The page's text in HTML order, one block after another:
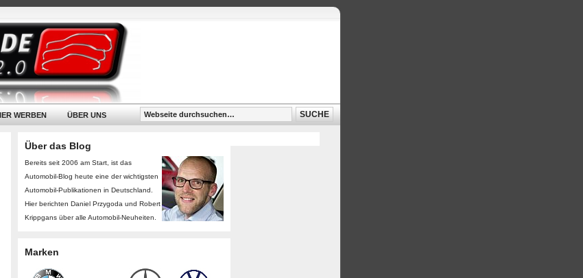
WERBEN ÜBER UNS
Über das Blog
Bereits seit 2006 am Start, ist das
Automobil-Blog heute eine der wichtigsten
Automobil-Publikationen in Deutschland.
Hier berichten Daniel Przygoda und Robert
Krippgans über alle Automobil-Neuheiten.
Marken